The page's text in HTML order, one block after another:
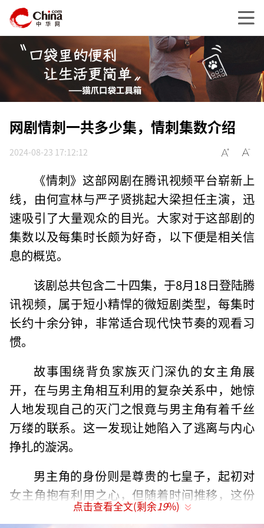
网剧情刺一共多少集，情刺集数介绍
2024-08-23 17:12:12
《情刺》这部网剧在腾讯视频平台崭新上
线，由何宣林与严子贤挑起大梁担任主演，迅
速吸引了大量观众的目光。大家对于这部剧的
集数以及每集时长颇为好奇，以下便是相关信
息的概览。
该剧总共包含二十四集，于8月18日登陆腾
讯视频，属于短小精悍的微短剧类型，每集时
长约十余分钟，非常适合现代快节奏的观看习
惯。
故事围绕背负家族灭门深仇的女主角展
开，在与男主角相互利用的复杂关系中，她惊
人地发现自己的灭门之恨竟与男主角有着千丝
万缕的联系。这一发现让她陷入了逃离与内心
挣扎的漩涡。
男主角的身份则是尊贵的七皇子，起初对
女主角抱有利用之心，但随着时间推移，这份
感情逐渐转变为真挚的爱恋。后期剧情中，他
点击查看全文(剩余19%)